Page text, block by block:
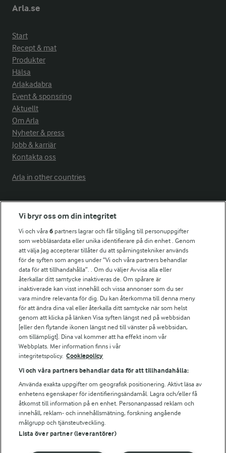
Arla.se
Start
Recept & mat
Produkter
Hälsa
Arlakadabra
Event & sponsring
Aktuellt
Om Arla
Nyheter & press
Jobb & karriär
Kontakta oss
Arla in other countries
Fler Arlasajter
För ägare
Arlas kundportal
Arla.com
Falbygdens Ost
Arla webbshop
Bildbank
Följ oss
© 2026 Arla Foods
Vi bryr oss om din integritet
Vi och våra6 partners lagrar och får tillgång till personuppgifter
som webbläsardata eller unika identifierare på din enhet . Genom
att välja Jag accepterar tillåter du att spårningstekniker används
för de syften som anges under ”Vi och våra partners behandlar
data för att tillhandahålla”. . Om du väljer Avvisa alla eller
återkallar ditt samtycke inaktiveras de. Om spårare är
inaktiverade kan visst innehåll och vissa annonser som du ser
vara mindre relevanta för dig. Du kan återkomma till denna meny
för att ändra dina val eller återkalla ditt samtycke när som helst
genom att klicka på länken Visa syften längst ned på webbsidan
[eller den flytande ikonen längst ned till vänster på webbsidan,
om tillämpligt]. Dina val kommer att ha effekt inom vår
Webbplats. Mer information finns i vår
integritetspolicy. Cookiepolicy
Vi och våra partners behandlar data för att tillhandahålla:
Använda exakta uppgifter om geografisk positionering. Aktivt läsa av
enhetens egenskaper för identifieringsändamål. Lagra och/eller få
åtkomst till information på en enhet. Personanpassad reklam och
innehåll, reklam- och innehållsmätning, forskning angående
målgrupp och tjänsteutveckling.
Lista över partner (leverantörer)